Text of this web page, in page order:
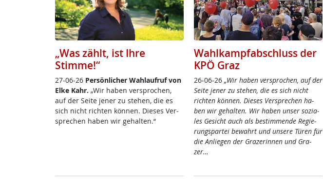
„Was zählt, ist Ihre
Stimme!“
27-06-26 Per­sön­li­cher Wahl­auf­ruf von
El­ke Kahr. „Wir ha­ben ver­spro­chen,
auf der Sei­te je­ner zu ste­hen, die es
sich nicht rich­ten kön­nen. Die­ses Ver­
sp­re­chen ha­ben wir ge­hal­ten.“
Wahlkampfabschluss der
KPÖ Graz
26-06-26 „Wir ha­ben ver­spro­chen, auf der
Sei­te je­ner zu ste­hen, die es sich nicht
rich­ten kön­nen. Die­ses Ver­sp­re­chen ha­
ben wir ge­hal­ten. Wir ha­ben un­ser so­zia­
les Ge­sicht auch als be­stim­men­de Re­gie­
rung­s­par­tei be­wahrt und un­se­re Tü­ren für
die An­lie­gen der Gra­ze­rin­nen und Gra­
zer…